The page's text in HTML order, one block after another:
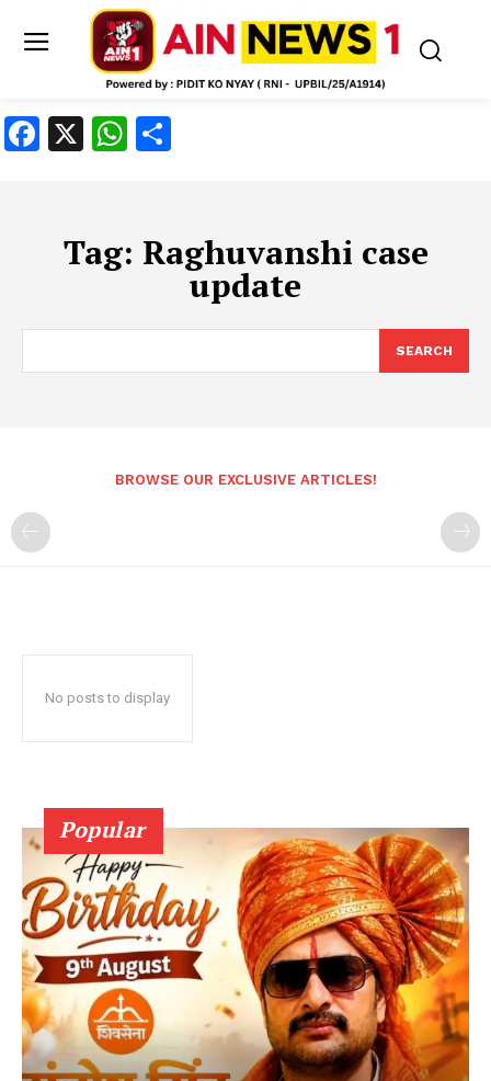
Facebook
X WhatsApp
Tag: Raghuvanshi case
update
SEARCH
BROWSE OUR EXCLUSIVE ARTICLES!
No posts to display
Popular